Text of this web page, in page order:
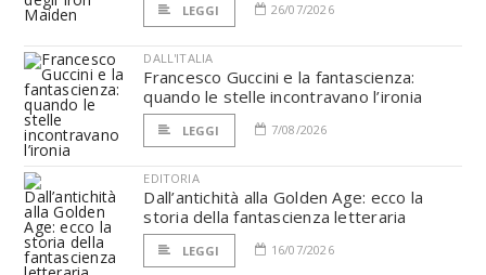
LEGGI 26/07/2026
DALL'ITALIA
Francesco Guccini e la fantascienza:
quando le stelle incontravano l’ironia
LEGGI 7/08/2026
EDITORIA
Dall’antichità alla Golden Age: ecco la
storia della fantascienza letteraria
LEGGI 16/07/2026